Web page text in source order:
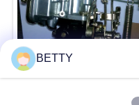
BETTY